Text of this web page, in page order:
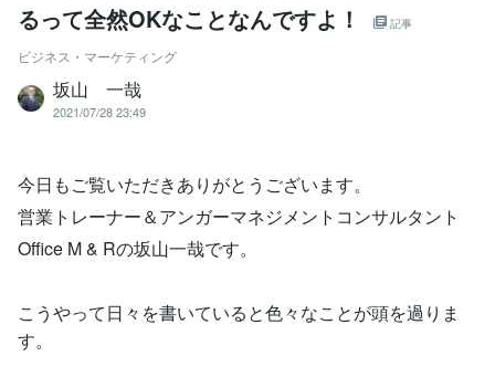
るって全然OKなことなんですよ！
記事
ビジネス・マーケティング
坂山 一哉
2021/07/28 23:49
今日もご覧いただきありがとうございます。
営業トレーナー＆アンガーマネジメントコンサルタント
Office M & Rの坂山一哉です。
こうやって日々を書いていると色々なことが頭を過りま
す。